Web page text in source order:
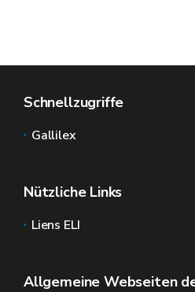
Schnellzugriffe
Gallilex
Nützliche Links
Liens ELI
Allgemeine Webseiten